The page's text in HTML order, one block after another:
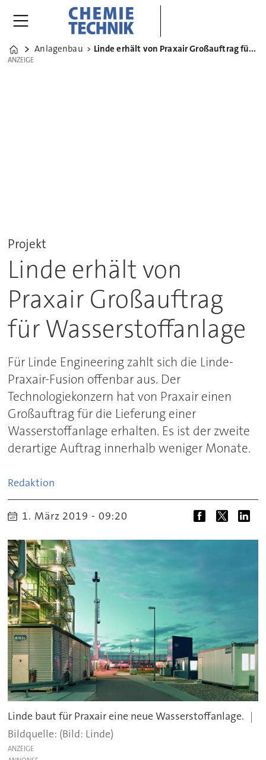
Home
Anlagenbau Linde erhält von Praxair Großauftrag für Wasserstoffanlage
ANZEIGE
ANZEIGE
Projekt
Linde erhält von
Praxair Großauftrag
für Wasserstoffanlage
Für Linde Engineering zahlt sich die Linde-
Praxair-Fusion offenbar aus. Der
Technologiekonzern hat von Praxair einen
Großauftrag für die Lieferung einer
Wasserstoffanlage erhalten. Es ist der zweite
derartige Auftrag innerhalb weniger Monate.
Redaktion
1. März 2019 - 09:20
Linde baut für Praxair eine neue Wasserstoffanlage.
(Bild: Linde)
ANZEIGE